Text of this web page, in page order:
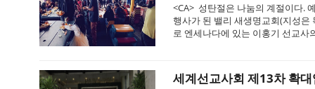
<CA> 성탄절은 나눔의 계절이다.
행사가 된 밸리 새생명교회(지성
로 엔세나다에 있는 이홍기 선교사
세계선교사회 제13차 확